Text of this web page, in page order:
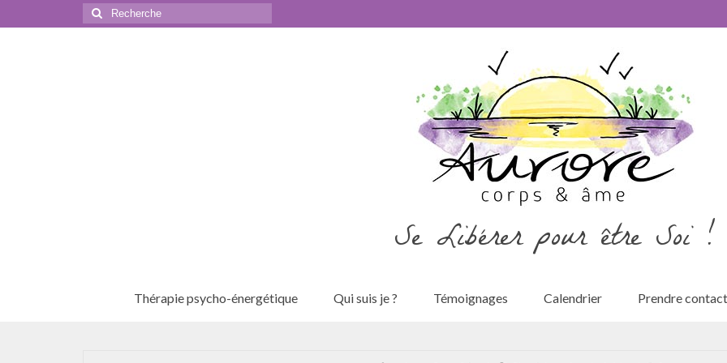
Rechercher
:
Se Libérer pour être Soi !
Thérapie psycho-énergétique Qui suis je ? Témoignages Calendrier Prendre contact